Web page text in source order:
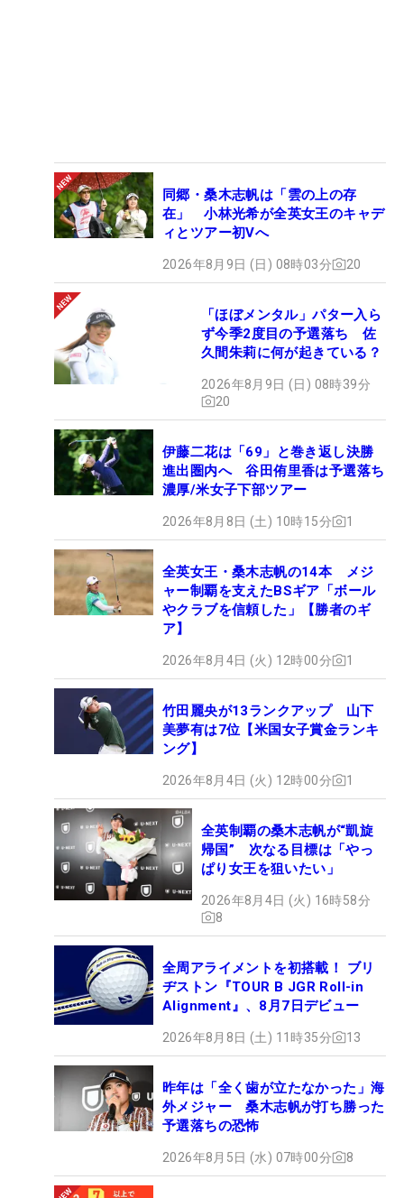
同郷・桑木志帆は「雲の上の存
在」 小林光希が全英女王のキャデ
ィとツアー初Vへ
2026年8月9日 (日) 08時03分 20
「ほぼメンタル」パター入ら
ず今季2度目の予選落ち 佐
久間朱莉に何が起きている？
2026年8月9日 (日) 08時39分
20
伊藤二花は「69」と巻き返し決勝
進出圏内へ 谷田侑里香は予選落ち
濃厚/米女子下部ツアー
2026年8月8日 (土) 10時15分 1
全英女王・桑木志帆の14本 メジ
ャー制覇を支えたBSギア「ボール
やクラブを信頼した」【勝者のギ
ア】
2026年8月4日 (火) 12時00分 1
竹田麗央が13ランクアップ 山下
美夢有は7位【米国女子賞金ランキ
ング】
2026年8月4日 (火) 12時00分 1
全英制覇の桑木志帆が“凱旋
帰国” 次なる目標は「やっ
ぱり女王を狙いたい」
2026年8月4日 (火) 16時58分
8
全周アライメントを初搭載！ ブリ
ヂストン『TOUR B JGR Roll-in
Alignment』、8月7日デビュー
2026年8月8日 (土) 11時35分 13
昨年は「全く歯が立たなかった」海
外メジャー 桑木志帆が打ち勝った
予選落ちの恐怖
2026年8月5日 (水) 07時00分 8